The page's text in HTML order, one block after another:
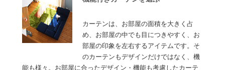
カーテンは、お部屋の面積を大きく占
め、お部屋の中でも目につきやすく、お
部屋の印象を左右するアイテムです。そ
のカーテンもデザインだけではなく、機
能も様々。お部屋に合ったデザイン・機能も考慮したカーテ